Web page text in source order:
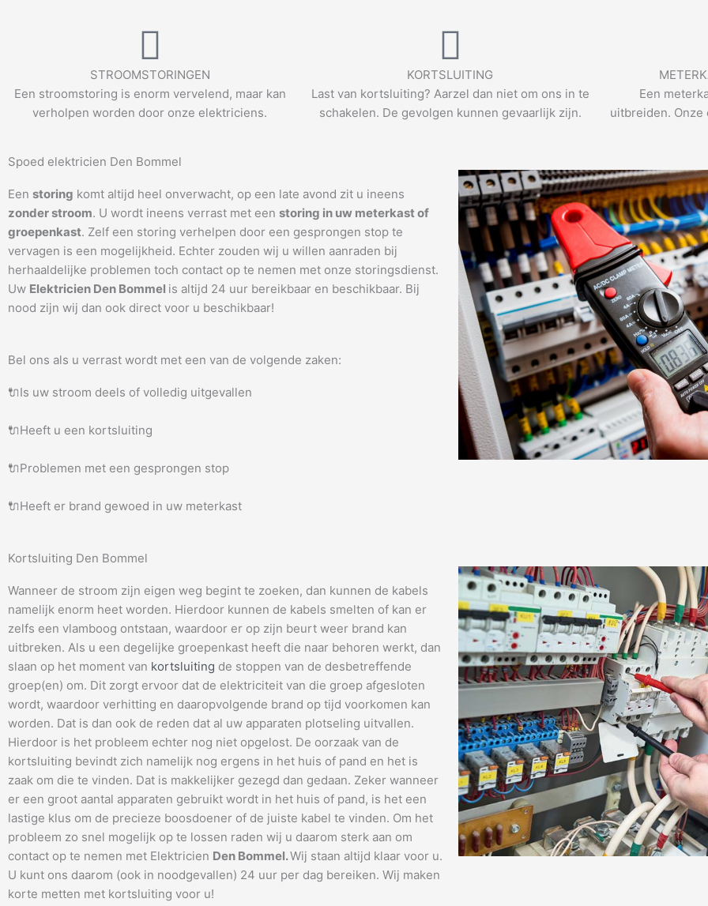
STROOMSTORINGEN
Een stroomstoring is enorm vervelend, maar kan
verholpen worden door onze elektriciens.
KORTSLUITING
Last van kortsluiting? Aarzel dan niet om ons in te
schakelen. De gevolgen kunnen gevaarlijk zijn.
Een
uitbreiden.
Spoed elektricien Den Bommel
Een storing komt altijd heel onverwacht, op een late avond zit u ineens
zonder stroom. U wordt ineens verrast met een storing in uw meterkast of
groepenkast. Zelf een storing verhelpen door een gesprongen stop te
vervagen is een mogelijkheid. Echter zouden wij u willen aanraden bij
herhaaldelijke problemen toch contact op te nemen met onze storingsdienst.
Uw Elektricien Den Bommel is altijd 24 uur bereikbaar en beschikbaar. Bij
nood zijn wij dan ook direct voor u beschikbaar!
Bel ons als u verrast wordt met een van de volgende zaken:
🔌Is uw stroom deels of volledig uitgevallen
🔌Heeft u een kortsluiting
🔌Problemen met een gesprongen stop
🔌Heeft er brand gewoed in uw meterkast
Kortsluiting Den Bommel
Wanneer de stroom zijn eigen weg begint te zoeken, dan kunnen de kabels
namelijk enorm heet worden. Hierdoor kunnen de kabels smelten of kan er
zelfs een vlamboog ontstaan, waardoor er op zijn beurt weer brand kan
uitbreken. Als u een degelijke groepenkast heeft die naar behoren werkt, dan
slaan op het moment van kortsluiting de stoppen van de desbetreffende
groep(en) om. Dit zorgt ervoor dat de elektriciteit van die groep afgesloten
wordt, waardoor verhitting en daaropvolgende brand op tijd voorkomen kan
worden. Dat is dan ook de reden dat al uw apparaten plotseling uitvallen.
Hierdoor is het probleem echter nog niet opgelost. De oorzaak van de
kortsluiting bevindt zich namelijk nog ergens in het huis of pand en het is
zaak om die te vinden. Dat is makkelijker gezegd dan gedaan. Zeker wanneer
er een groot aantal apparaten gebruikt wordt in het huis of pand, is het een
lastige klus om de precieze boosdoener of de juiste kabel te vinden. Om het
probleem zo snel mogelijk op te lossen raden wij u daarom sterk aan om
contact op te nemen met Elektricien Den Bommel.Wij staan altijd klaar voor u.
U kunt ons daarom (ook in noodgevallen) 24 uur per dag bereiken. Wij maken
korte metten met kortsluiting voor u!